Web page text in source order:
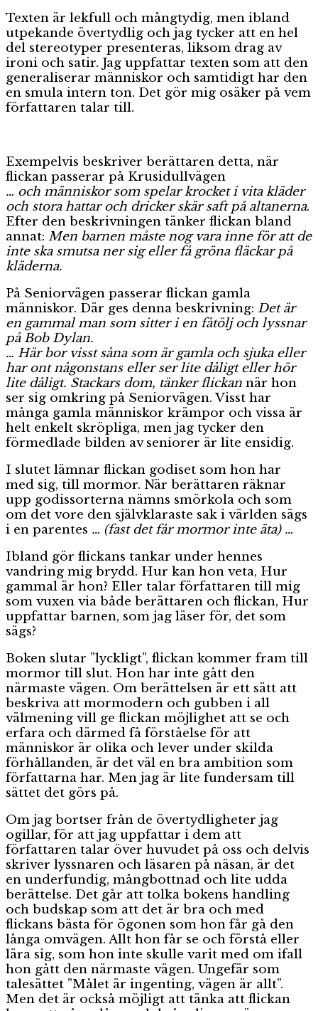
Texten är lekfull och mångtydig, men ibland
utpekande övertydlig och jag tycker att en hel
del stereotyper presenteras, liksom drag av
ironi och satir. Jag uppfattar texten som att den
generaliserar människor och samtidigt har den
en smula intern ton. Det gör mig osäker på vem
författaren talar till.
Exempelvis beskriver berättaren detta, när
flickan passerar på Krusidullvägen
… och människor som spelar krocket i vita kläder
och stora hattar och dricker skär saft på altanerna.
Efter den beskrivningen tänker flickan bland
annat: Men barnen måste nog vara inne för att de
inte ska smutsa ner sig eller få gröna fläckar på
kläderna.
På Seniorvägen passerar flickan gamla
människor. Där ges denna beskrivning: Det är
en gammal man som sitter i en fåtölj och lyssnar
på Bob Dylan.
… Här bor visst såna som är gamla och sjuka eller
har ont någonstans eller ser lite dåligt eller hör
lite dåligt. Stackars dom, tänker flickan när hon
ser sig omkring på Seniorvägen. Visst har
många gamla människor krämpor och vissa är
helt enkelt skröpliga, men jag tycker den
förmedlade bilden av seniorer är lite ensidig.
I slutet lämnar flickan godiset som hon har
med sig, till mormor. När berättaren räknar
upp godissorterna nämns smörkola och som
om det vore den självklaraste sak i världen sägs
i en parentes … (fast det får mormor inte äta) …
Ibland gör flickans tankar under hennes
vandring mig brydd. Hur kan hon veta, Hur
gammal är hon? Eller talar författaren till mig
som vuxen via både berättaren och flickan, Hur
uppfattar barnen, som jag läser för, det som
sägs?
Boken slutar ”lyckligt”, flickan kommer fram till
mormor till slut. Hon har inte gått den
närmaste vägen. Om berättelsen är ett sätt att
beskriva att mormodern och gubben i all
välmening vill ge flickan möjlighet att se och
erfara och därmed få förståelse för att
människor är olika och lever under skilda
förhållanden, är det väl en bra ambition som
författarna har. Men jag är lite fundersam till
sättet det görs på.
Om jag bortser från de övertydligheter jag
ogillar, för att jag uppfattar i dem att
författaren talar över huvudet på oss och delvis
skriver lyssnaren och läsaren på näsan, är det
en underfundig, mångbottnad och lite udda
berättelse. Det går att tolka bokens handling
och budskap som att det är bra och med
flickans bästa för ögonen som hon får gå den
långa omvägen. Allt hon får se och förstå eller
lära sig, som hon inte skulle varit med om ifall
hon gått den närmaste vägen. Ungefär som
talesättet ”Målet är ingenting, vägen är allt”.
Men det är också möjligt att tänka att flickan